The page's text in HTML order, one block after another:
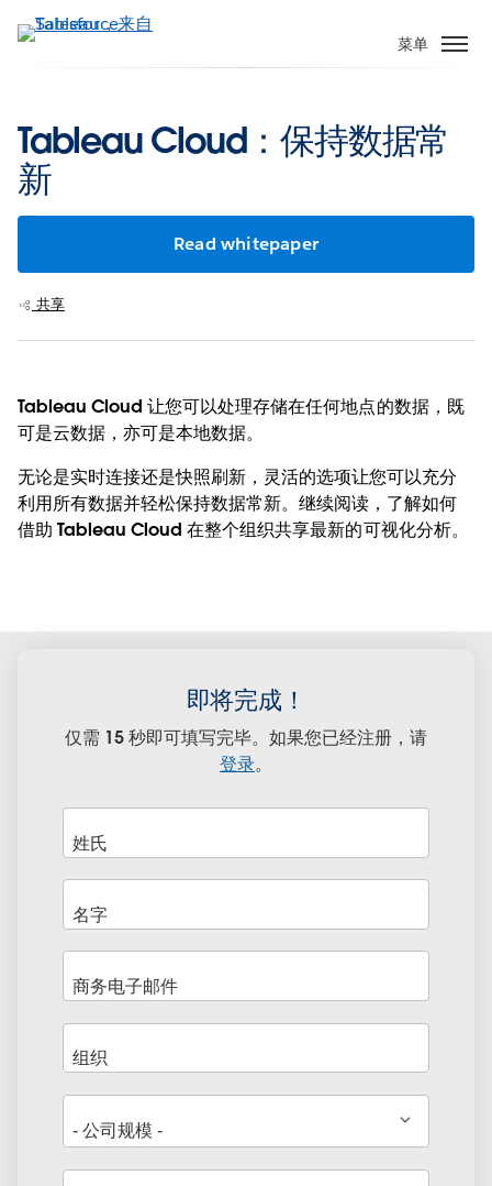
转
菜单
Tableau Cloud：保持数据常
新
Read whitepaper
共享
Tableau Cloud 让您可以处理存储在任何地点的数据，既
可是云数据，亦可是本地数据。
无论是实时连接还是快照刷新，灵活的选项让您可以充分
利用所有数据并轻松保持数据常新。继续阅读，了解如何
借助 Tableau Cloud 在整个组织共享最新的可视化分析。
即将完成！
仅需 15 秒即可填写完毕。如果您已经注册，请
登录。